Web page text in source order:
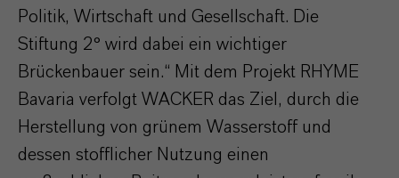
Politik, Wirtschaft und Gesellschaft. Die
Stiftung 2° wird dabei ein wichtiger
Brückenbauer sein.“ Mit dem Projekt RHYME
Bavaria verfolgt WACKER das Ziel, durch die
Herstellung von grünem Wasserstoff und
dessen stofflicher Nutzung einen